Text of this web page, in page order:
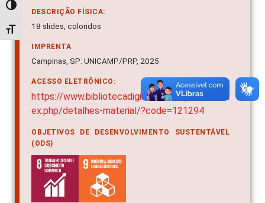
Alternar alto contraste
Alternar tamanho da fonte
DESCRIÇÃO FÍSICA:
18 slides, coloridos
IMPRENTA
Campinas, SP: UNICAMP/PRP, 2025
ACESSO ELETRÔNICO:
https://www.bibliotecadigital.unicamp.br/bd/ind
ex.php/detalhes-material/?code=121294
OBJETIVOS DE DESENVOLVIMENTO SUSTENTÁVEL
(ODS)